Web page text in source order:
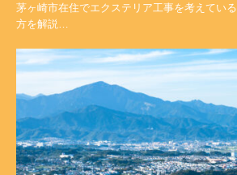
茅ヶ崎市在住でエクステリア工事を考えてい
方を解説…